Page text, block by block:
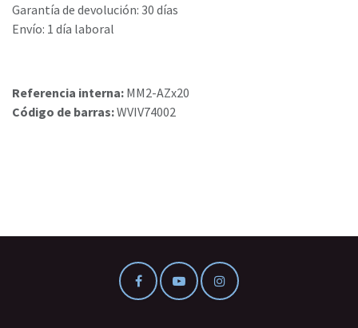
Garantía de devolución: 30 días
Envío: 1 día laboral
Referencia interna: MM2-AZx20
Código de barras:WVIV74002